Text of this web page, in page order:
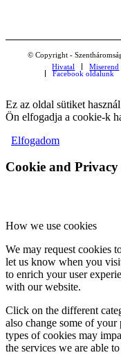
© Copyright -
Hivatal
Miserend
Facebook oldalunk
Ez az oldal sütiket
Ön elfogadja a cookie-k
Elfogadom
Cookie and Privacy
How we use cookies
We may request cookies
let us know when you
to enrich your user
with our website.
Click on the different
also change some of
types of cookies may
the services we are able